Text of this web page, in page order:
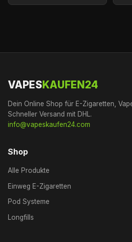
VAPES KAUFEN24
Dein Online Shop für E-Zigaretten,
Schneller Versand mit DHL.
info@vapeskaufen24.com
Shop
Alle Produkte
Einweg E-Zigaretten
Pod Systeme
Longfills